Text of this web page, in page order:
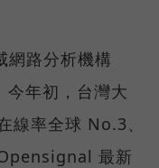
網路分析機構
年初，台灣大
線率全球 No.3、
最新